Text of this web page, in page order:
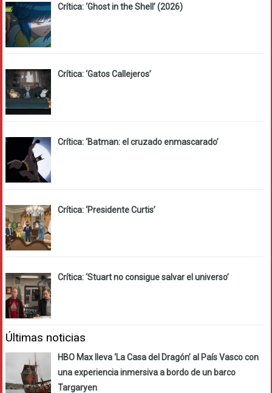
Crítica: ‘Ghost in the Shell’ (2026)
Crítica: ‘Gatos Callejeros’
Crítica: ‘Batman: el cruzado enmascarado’
Crítica: ‘Presidente Curtis’
Crítica: ‘Stuart no consigue salvar el universo’
Últimas noticias
HBO Max lleva ‘La Casa del Dragón’ al País Vasco con
una experiencia inmersiva a bordo de un barco
Targaryen